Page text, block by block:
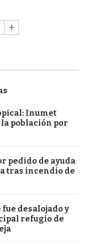
Inumet
población por
pedido de ayuda
tras incendio de
desalojado y
refugio de